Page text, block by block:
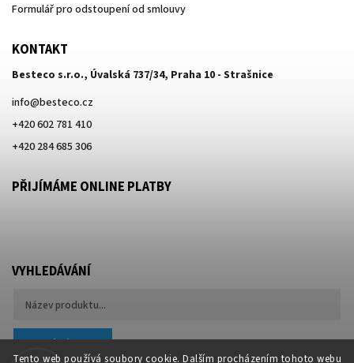
Tento web používá soubory cookie. Dalším procházením tohoto webu
Formulář pro odstoupení od smlouvy
KONTAKT
Besteco s.r.o., Úvalská 737/34, Praha 10 - Strašnice
info@besteco.cz
+420 602 781 410
+420 284 685 306
PŘIJÍMÁME ONLINE PLATBY
VYHLEDÁVÁNÍ
Hledat